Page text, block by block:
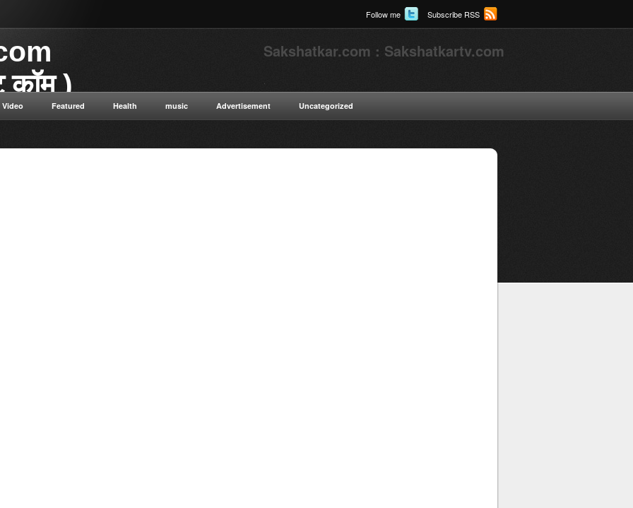
Follow me Subscribe RSS
कॉम )
डॉट कॉम विज्ञान से संबंधित
सत्य सनातन संस्कृति नई नई
सेक्स संबंधित रोग एवं उपचार की
Sakshatkar.com : Sakshatkartv.com
Video Featured Health music Advertisement Uncategorized